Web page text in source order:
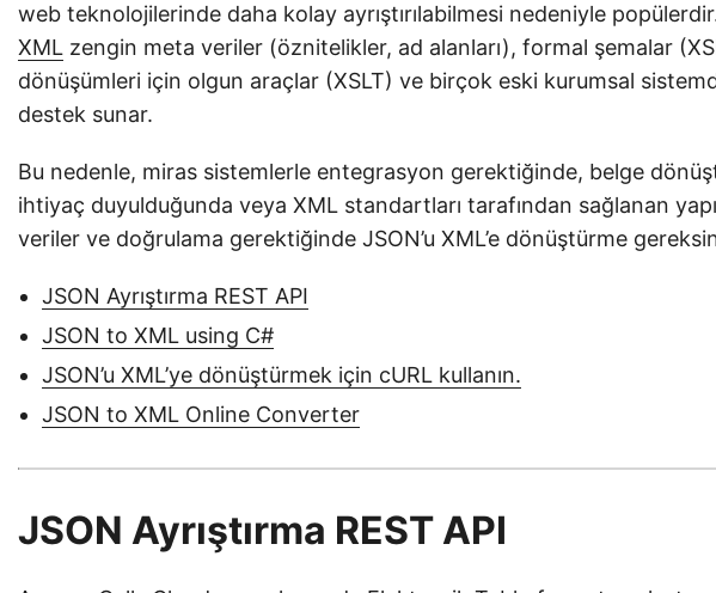
web teknolojilerinde daha kolay ayrıştırılabilmesi nedeniyle
XML zengin meta veriler (öznitelikler, ad alanları), formal şemalar
dönüşümleri için olgun araçlar (XSLT) ve birçok eski kurumsal
destek sunar.
Bu nedenle, miras sistemlerle entegrasyon gerektiğinde, belge
ihtiyaç duyulduğunda veya XML standartları tarafından sağlanan
veriler ve doğrulama gerektiğinde JSON’u XML’e dönüştürme
JSON Ayrıştırma REST API
JSON to XML using C#
JSON’u XML’ye dönüştürmek için cURL kullanın.
JSON to XML Online Converter
JSON Ayrıştırma REST API